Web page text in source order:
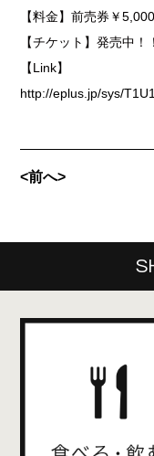
【料金】前売券￥
【チケット】発売中
【Link】
http://eplus.jp/sys/
<前へ>